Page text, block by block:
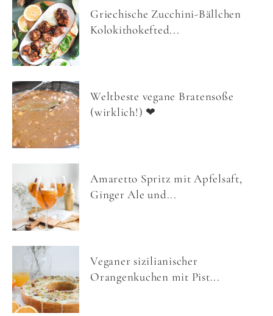
Griechische Zucchini-Bällchen
Kolokithokefted...
Weltbeste vegane Bratensoße
(wirklich!) ❤
Amaretto Spritz mit Apfelsaft,
Ginger Ale und...
Veganer sizilianischer
Orangenkuchen mit Pist...